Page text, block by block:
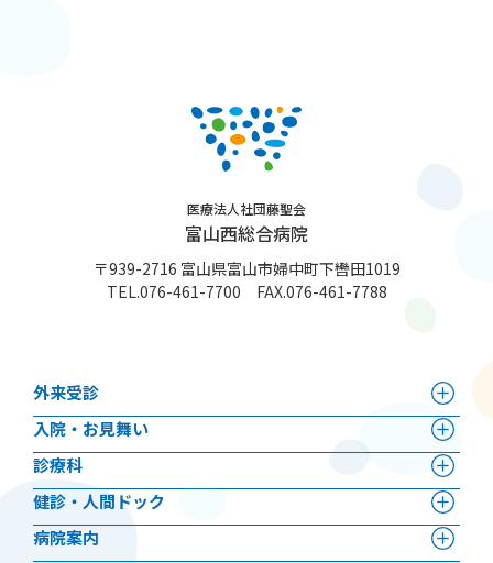
医療法人社団藤聖会
富山西総合病院
〒939-2716 富山県富山市婦中町下轡田1019
TEL.076-461-7700 FAX.076-461-7788
外来受診
⼊院・お見舞い
診療科
健診・人間ドック
病院案内